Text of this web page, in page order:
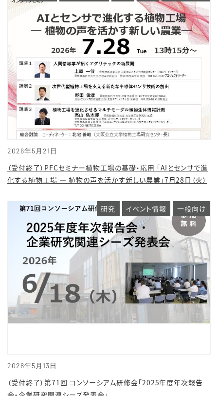
2026年5月21日
（受付終了）PFCセミナー植物工場の基礎・応用 「AIとセンサで進
化する植物工場 ― 植物の声を活かす新しい農業」7月28日（火）
2026年5月13日
研究 イベント情報 一般向け
（受付終了）第71回 コンソーシアム研修会「2025年度年次報告